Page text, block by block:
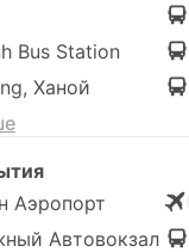
Bus Station
Ханой
Аэропорт
Автовокзал